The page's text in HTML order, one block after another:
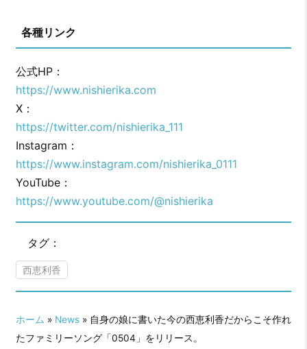
各種リンク
公式HP：
https://www.nishierika.com
X：
https://twitter.com/nishierika_111
Instagram：
https://www.instagram.com/nishierika_0111
YouTube：
https://www.youtube.com/@nishierika
タグ：
⻄恵利⾹
ホーム » News» ⾃⾝の娘に書いた今の⻄恵利⾹だからこそ作れ
たファミリーソング「0504」をリリース。